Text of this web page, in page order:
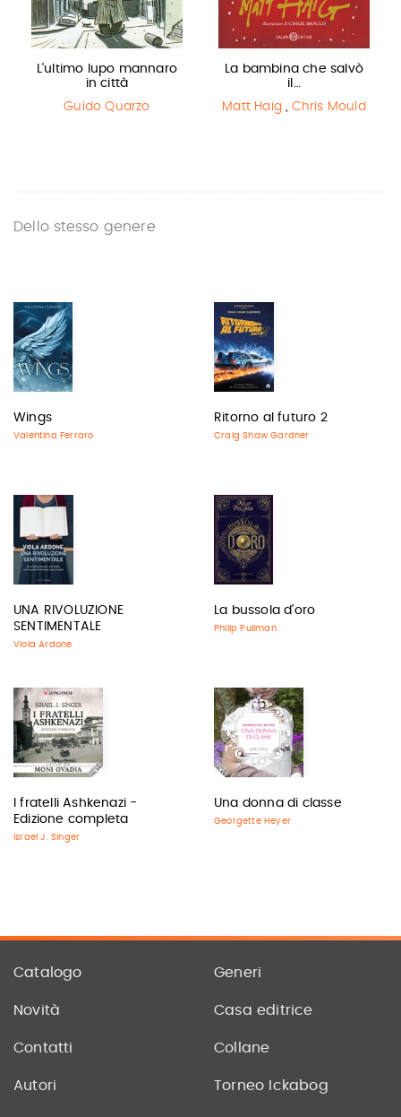
L'ultimo lupo mannaro
in città
Guido Quarzo
La bambina che salvò
il…
Matt Haig , Chris Mould
Dello stesso genere
Wings
Valentina Ferraro
Ritorno al futuro 2
Craig Shaw Gardner
UNA RIVOLUZIONE
SENTIMENTALE
Viola Ardone
La bussola d'oro
Philip Pullman
I fratelli Ashkenazi -
Edizione completa
Israel J. Singer
Una donna di classe
Georgette Heyer
Catalogo Generi
Novità Casa editrice
Contatti Collane
Autori Torneo Ickabog